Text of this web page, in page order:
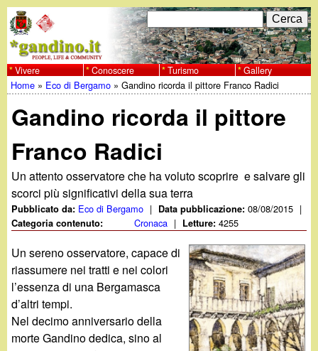
al
contenuto
principale
w
w
w
.
g
a
n
d
F
o
r
m
d
i
r
i
c
e
c
C
e
r
c
a
Vivere Conoscere Turismo Gallery
Tu
sei
qui
Home » Eco di Bergamo »Gandino ricorda il pittore Franco Radici
Gandino ricorda il pittore
Franco Radici
Un attento osservatore che ha voluto scoprire e salvare gli
scorci più significativi della sua terra
Pubblicato da: Eco di Bergamo | Data pubblicazione:08/08/2015 |
Categoria contenuto: Cronaca | Letture:4255
Un sereno osservatore, capace di
riassumere nei tratti e nei colori
l’essenza di una Bergamasca
d’altri tempi.
Nel decimo anniversario della
morte Gandino dedica, sino al